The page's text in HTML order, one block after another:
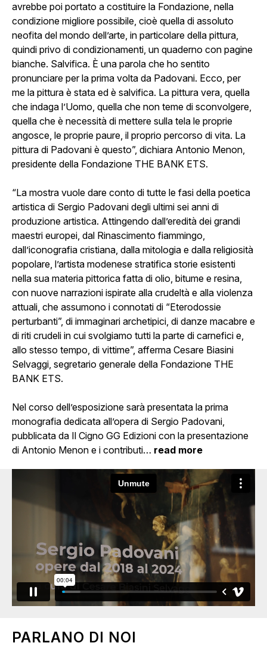
avrebbe poi portato a costituire la Fondazione, nella
condizione migliore possibile, cioè quella di assoluto
neofita del mondo dell’arte, in particolare della pittura,
quindi privo di condizionamenti, un quaderno con pagine
bianche. Salvifica. È una parola che ho sentito
pronunciare per la prima volta da Padovani. Ecco, per
me la pittura è stata ed è salvifica. La pittura vera, quella
che indaga l’Uomo, quella che non teme di sconvolgere,
quella che è necessità di mettere sulla tela le proprie
angosce, le proprie paure, il proprio percorso di vita. La
pittura di Padovani è questo”, dichiara Antonio Menon,
presidente della Fondazione THE BANK ETS.
“La mostra vuole dare conto di tutte le fasi della poetica
artistica di Sergio Padovani degli ultimi sei anni di
produzione artistica. Attingendo dall’eredità dei grandi
maestri europei, dal Rinascimento fiammingo,
dall’iconografia cristiana, dalla mitologia e dalla religiosità
popolare, l’artista modenese stratifica storie esistenti
nella sua materia pittorica fatta di olio, bitume e resina,
con nuove narrazioni ispirate alla crudeltà e alla violenza
attuali, che assumono i connotati di “Eterodossie
perturbanti”, di immaginari archetipici, di danze macabre e
di riti crudeli in cui svolgiamo tutti la parte di carnefici e,
allo stesso tempo, di vittime”, afferma Cesare Biasini
Selvaggi, segretario generale della Fondazione THE
BANK ETS.
Nel corso dell’esposizione sarà presentata la prima
monografia dedicata all’opera di Sergio Padovani,
pubblicata da Il Cigno GG Edizioni con la presentazione
di Antonio Menon e i contributi… read more
PARLANO DI NOI